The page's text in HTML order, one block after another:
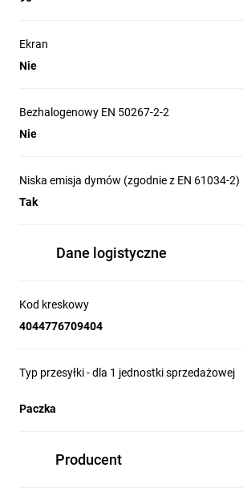
Ekran
Nie
Bezhalogenowy EN 50267-2-2
Nie
Niska emisja dymów (zgodnie z EN 61034-2)
Tak
Dane logistyczne
Kod kreskowy
4044776709404
Typ przesyłki - dla 1 jednostki sprzedażowej
Paczka
Producent